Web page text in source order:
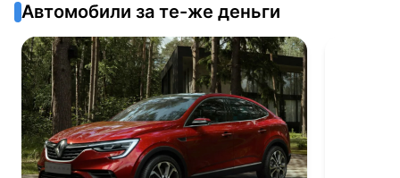
Автомобили за те-же деньги